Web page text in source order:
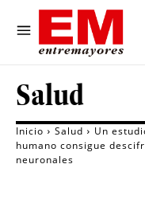
Salud
Inicio Salud
Un
humano consigue
neuronales